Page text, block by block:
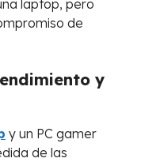
laptop, pero
de
y
y un PC gamer
de las